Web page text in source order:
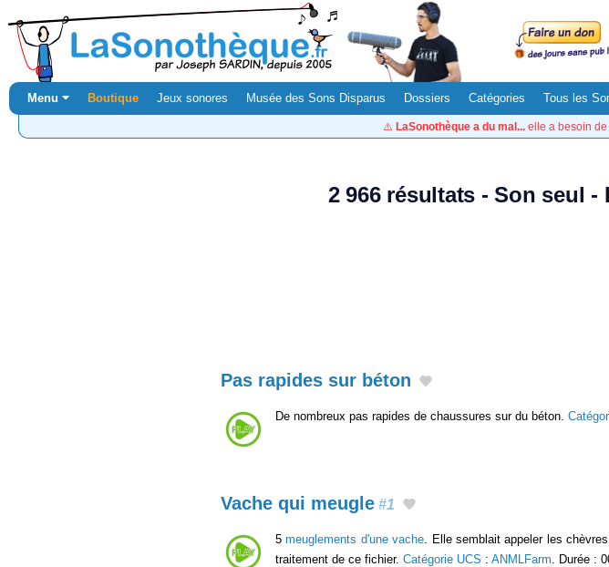
Menu ⏷ Boutique Jeux sonores Musée des Sons Disparus Dossiers Catégories Tous les
⚠️ LaSonothèque a du mal... elle a besoin
2 966 résultats - Son seul
Pas rapides sur béton
De nombreux pas rapides de chaussures sur du béton.
Vache qui meugle #1
5meuglements d'une vache . Elle semblait appeler les
traitement de ce fichier. Catégorie UCS : ANMLFarm . Durée :